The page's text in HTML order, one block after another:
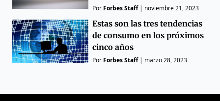
Por Forbes Staff| noviembre 21, 2023
Estas son las tres tendencias
de consumo en los próximos
cinco años
Por Forbes Staff| marzo 28, 2023